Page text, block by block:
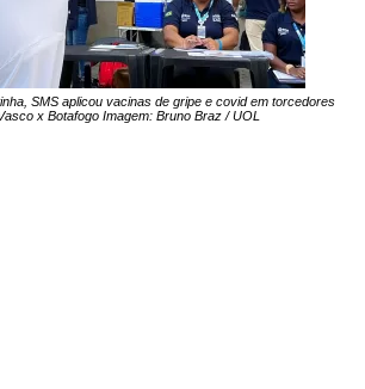
SMS aplicou vacinas de gripe e covid em torcedores
x Botafogo Imagem: Bruno Braz / UOL